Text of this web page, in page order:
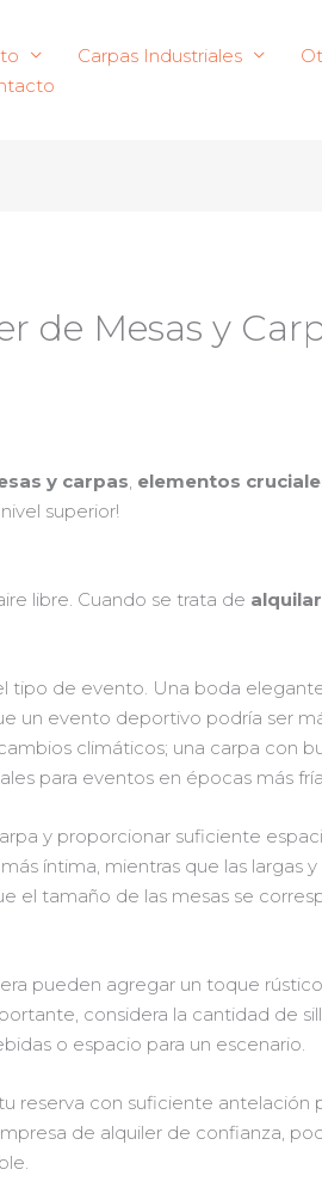
Carpas Industriales
de Mesas y
y carpas, elementos
superior!
libre. Cuando se trata de
tipo de evento. Una boda
un evento deportivo podría ser
climáticos; una carpa con
para eventos en épocas más
y proporcionar suficiente
íntima, mientras que las largas
el tamaño de las mesas se
pueden agregar un toque
considera la cantidad de
o espacio para un escenario.
reserva con suficiente antelación
de alquiler de confianza,